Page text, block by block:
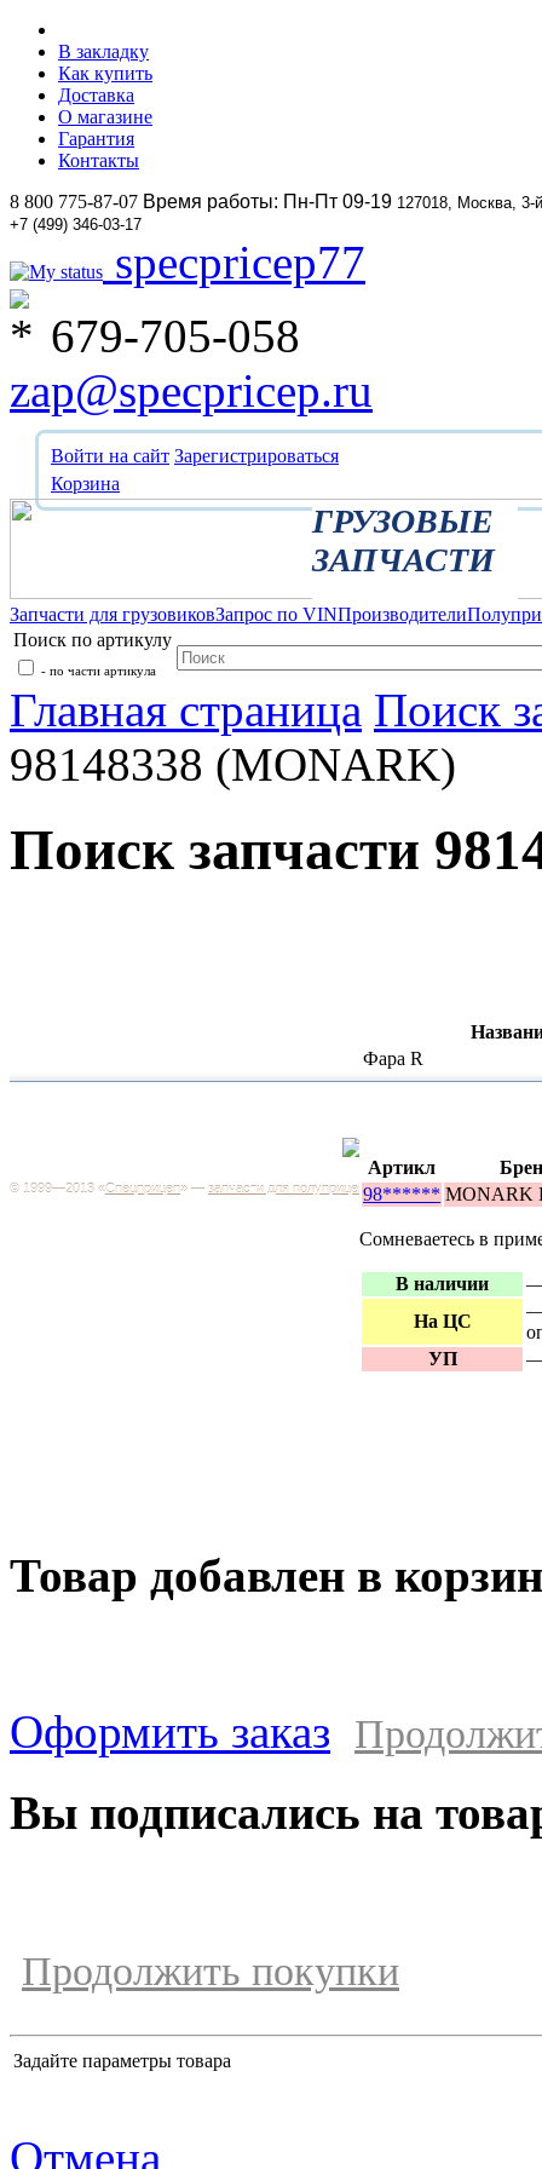
В закладку
Как купить
Доставка
О магазине
Гарантия
Контакты
8 800 775-87-07 Время работы: Пн-Пт 09-19 127018, Москва,
+7 (499) 346-03-17
specpricep77
679-705-058
zap@specpricep.ru
Войти на сайт Зарегистрироваться
Корзина
ГРУЗОВЫЕ
ЗАПЧАСТИ
Запчасти для грузовиковЗапрос по VINПроизводители
Поиск по артикулу
- по части артикула
Главная страница Поиск
98148338 (MONARK)
Поиск запчасти
Фара R
Артикл
98****** MONARK
Сомневаетесь в
В наличии
—
На ЦС
—
УП
—
© 1999—2013 «Спецприцеп» — запчасти для полуприцепов
Товар добавлен в
Оформить заказ
Вы подписались на
Продолжить покупки
Задайте параметры товара
Отмена